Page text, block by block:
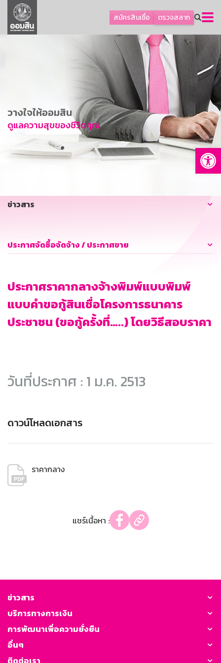
สมัครสินเชื่อ ตรวจสลาก
ลูกค้าธุรกิจ
ลูกค้าผู้ประกอบรายย่อย
การพัฒนาที่ยั่งยืน
ข่าวสาร
บริการทางการเงิน
อื่นๆ
วางใจให้ออมสิน
ดูแลความสุขของชีวิตคุณ
ข่าวสาร
ประกาศจัดซื้อจัดจ้าง / ประกาศขาย
ประกาศราคากลางจ้างพิมพ์แบบพิมพ์
แบบคำขอกู้สินเชื่อโครงการธนาคาร
ประชาชน (ขอกู้ครั้งที่…..) โดยวิธีสอบราคา
วันที่ประกาศ : 1 ม.ค. 2513
ดาวน์โหลดเอกสาร
ราคากลาง
แชร์เนื้อหา :
ข่าวสาร
บริการทางการเงิน
การพัฒนาเพื่อความยั่งยืน
อื่นๆ